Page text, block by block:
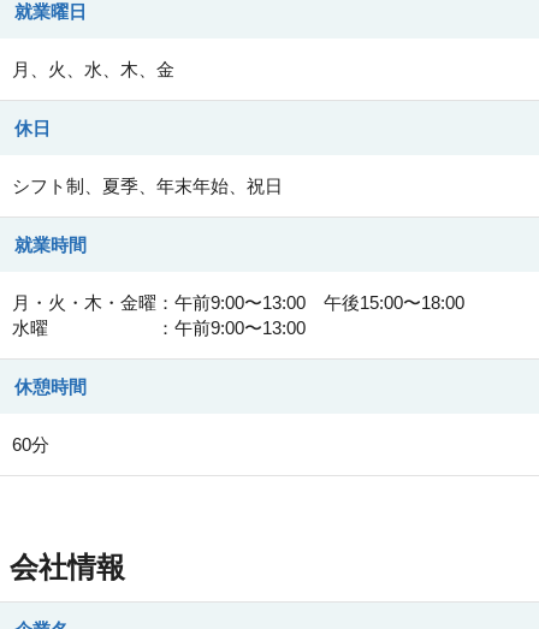
就業曜日
月、火、水、木、金
休日
シフト制、夏季、年末年始、祝日
就業時間
月・火・木・金曜：午前9:00〜13:00 午後15:00〜18:00
水曜 ：午前9:00〜13:00
休憩時間
60分
会社情報